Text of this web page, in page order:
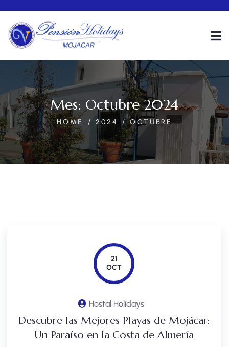
Mes: Octubre 2024
HOME 2024 OCTUBRE
21
OCT
Hostal Holidays
Descubre las Mejores Playas de Mojácar:
Un Paraíso en la Costa de Almería